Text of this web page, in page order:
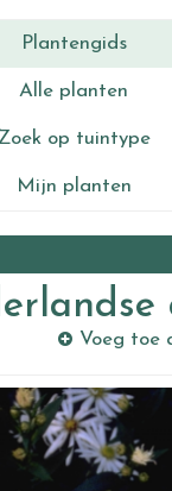
Plantengids
Alle planten
op tuintype
Mijn planten
Voeg toe